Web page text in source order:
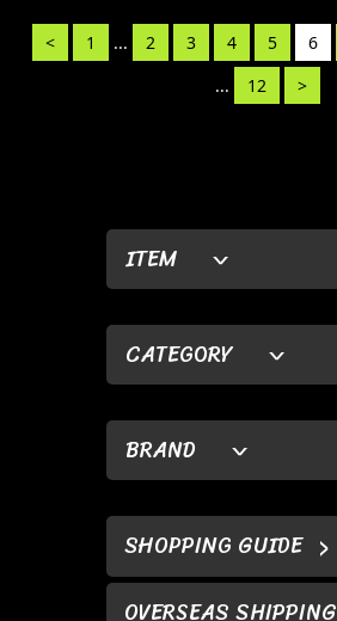
ITEM
CATEGORY
BRAND
SHOPPING GUIDE
OVERSEAS SHIPPING
< 1 ... 2 3 4 5 6
...
12 >